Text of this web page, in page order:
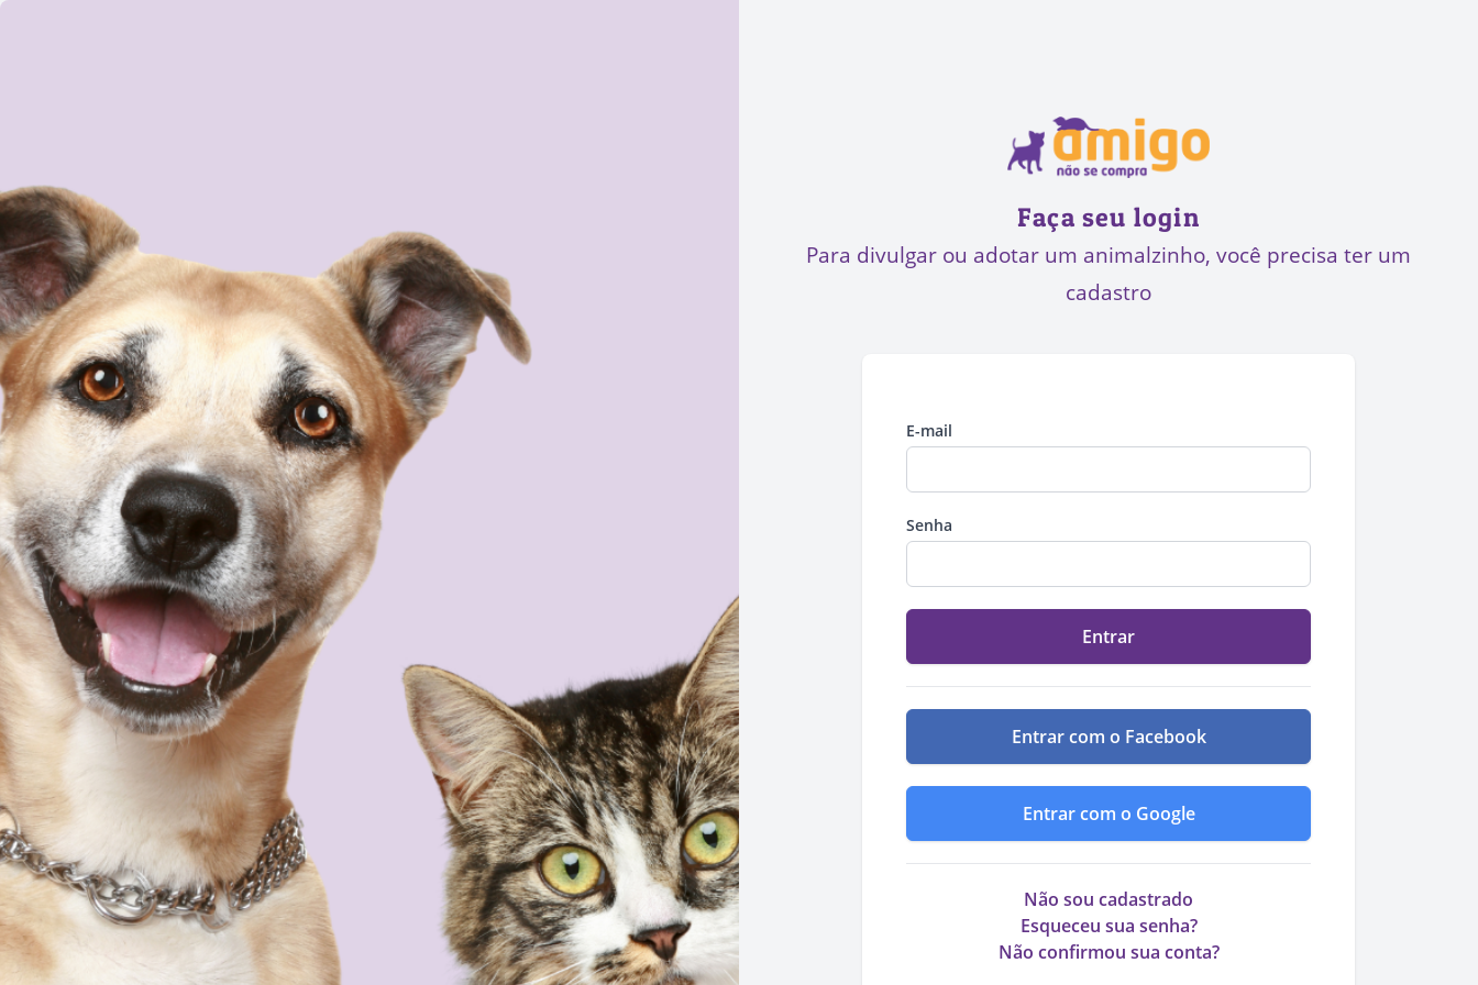
Faça seu login
Para divulgar ou adotar um animalzinho, você precisa ter um
cadastro
E-mail
Senha
Entrar
Entrar com o Facebook
Entrar com o Google
Não sou cadastrado
Esqueceu sua senha?
Não confirmou sua conta?